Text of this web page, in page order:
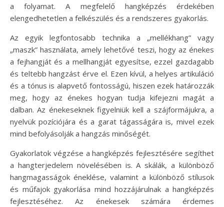
a folyamat. A megfelelő hangképzés érdekében
elengedhetetlen a felkészülés és a rendszeres gyakorlás.
Az egyik legfontosabb technika a „mellékhang” vagy
„maszk” használata, amely lehetővé teszi, hogy az énekes
a fejhangját és a mellhangját egyesítse, ezzel gazdagabb
és teltebb hangzást érve el. Ezen kívül, a helyes artikuláció
és a tónus is alapvető fontosságú, hiszen ezek határozzák
meg, hogy az énekes hogyan tudja kifejezni magát a
dalban. Az énekeseknek figyelniük kell a szájformájukra, a
nyelvük pozíciójára és a garat tágasságára is, mivel ezek
mind befolyásolják a hangzás minőségét.
Gyakorlatok végzése a hangképzés fejlesztésére segíthet
a hangterjedelem növelésében is. A skálák, a különböző
hangmagasságok éneklése, valamint a különböző stílusok
és műfajok gyakorlása mind hozzájárulnak a hangképzés
fejlesztéséhez. Az énekesek számára érdemes